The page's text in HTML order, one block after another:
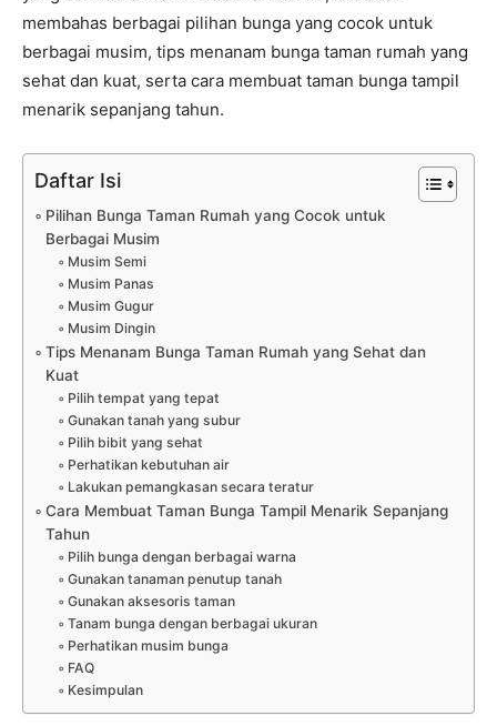
membahas berbagai pilihan bunga yang cocok untuk
berbagai musim, tips menanam bunga taman rumah yang
sehat dan kuat, serta cara membuat taman bunga tampil
menarik sepanjang tahun.
Daftar Isi
Pilihan Bunga Taman Rumah yang Cocok untuk
Berbagai Musim
Musim Semi
Musim Panas
Musim Gugur
Musim Dingin
Tips Menanam Bunga Taman Rumah yang Sehat dan
Kuat
Pilih tempat yang tepat
Gunakan tanah yang subur
Pilih bibit yang sehat
Perhatikan kebutuhan air
Lakukan pemangkasan secara teratur
Cara Membuat Taman Bunga Tampil Menarik Sepanjang
Tahun
Pilih bunga dengan berbagai warna
Gunakan tanaman penutup tanah
Gunakan aksesoris taman
Tanam bunga dengan berbagai ukuran
Perhatikan musim bunga
FAQ
Kesimpulan